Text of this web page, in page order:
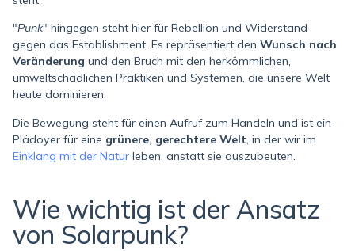
"Punk" hingegen steht hier für Rebellion und Widerstand
gegen das Establishment. Es repräsentiert den Wunsch nach
Veränderung und den Bruch mit den herkömmlichen,
umweltschädlichen Praktiken und Systemen, die unsere Welt
heute dominieren.
Die Bewegung steht für einen Aufruf zum Handeln und ist ein
Plädoyer für eine grünere, gerechtere Welt, in der wir im
Einklang mit der Natur leben, anstatt sie auszubeuten.
Wie wichtig ist der Ansatz
von Solarpunk?